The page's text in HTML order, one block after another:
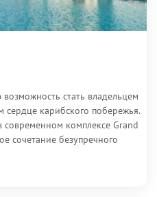
стать владельцем
карибского побережья.
комплексе Grand
сочетание безупречного